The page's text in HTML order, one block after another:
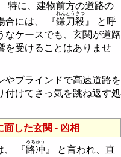
特に、建物前方の道路の
合には、 『鎌刀殺
れんとうさつ
』 と呼
なケースでも、玄関が道路
を受けることはありませ
やブラインドで高速道路を
付けてさっ気を跳ね返す処
した玄関 - 凶相
、 『路冲
ろちゅう
』 と言われ、直